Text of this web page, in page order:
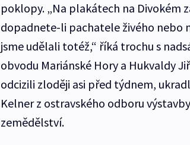
poklopy. „Na plakátech na Divokém
dopadnete-li pachatele živého nebo
jsme udělali totéž,“ říká trochu s
obvodu Mariánské Hory a Hukvaldy
odcizili zloději asi před týdnem,
Kelner z ostravského odboru
zemědělství.